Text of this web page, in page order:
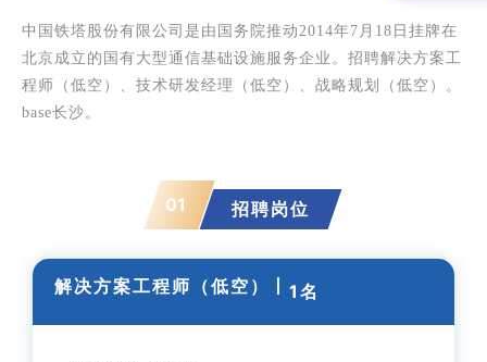
中国铁塔股份有限公司是由国务院推动2014年7月18日 挂牌在
北京 成立的国有大型通信基础设施服务企业。 招聘解决方案工
程师（低空）、技术研发经理（低空）、战略规划（低空）。
base长沙。
01 招聘岗位
解决方案工程师（低空）丨 1名